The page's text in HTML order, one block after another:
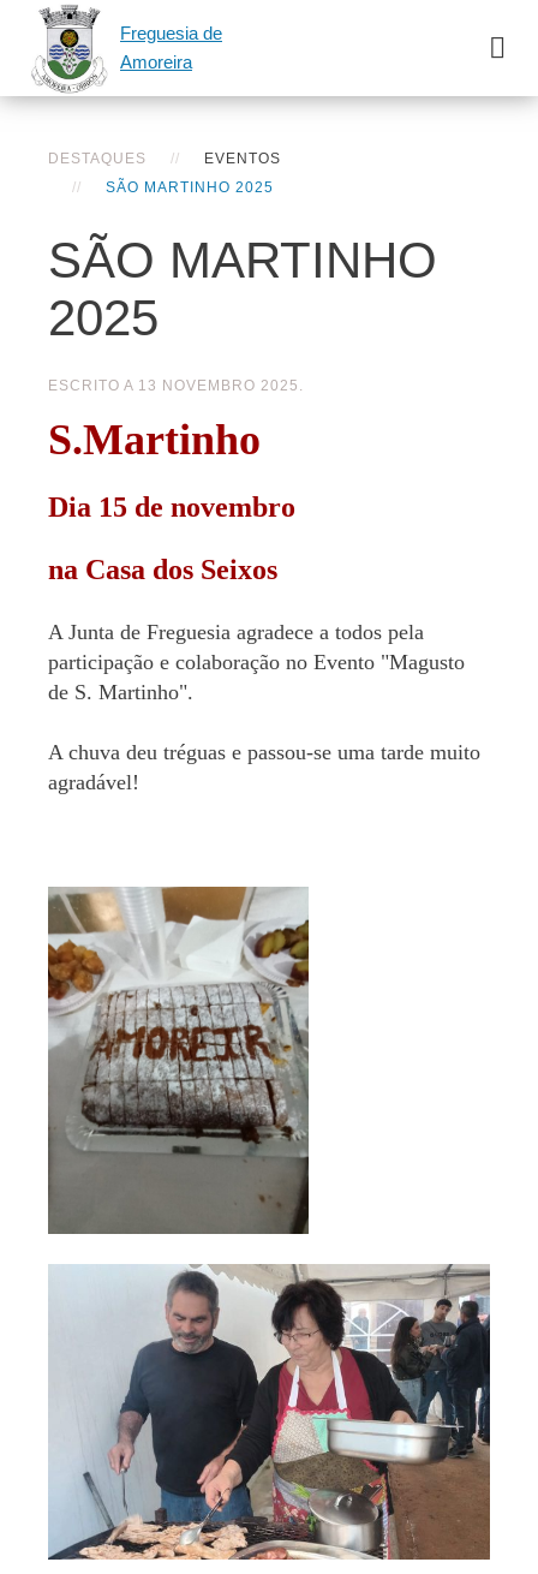
Freguesia de
Amoreira
DESTAQUES
EVENTOS
SÃO MARTINHO 2025
SÃO MARTINHO
2025
ESCRITO A 13 NOVEMBRO 2025 .
S.Martinho
Dia 15 de novembro
na Casa dos Seixos
A Junta de Freguesia agradece a todos pela
participação e colaboração no Evento "Magusto
de S. Martinho".
A chuva deu tréguas e passou-se uma tarde muito
agradável!